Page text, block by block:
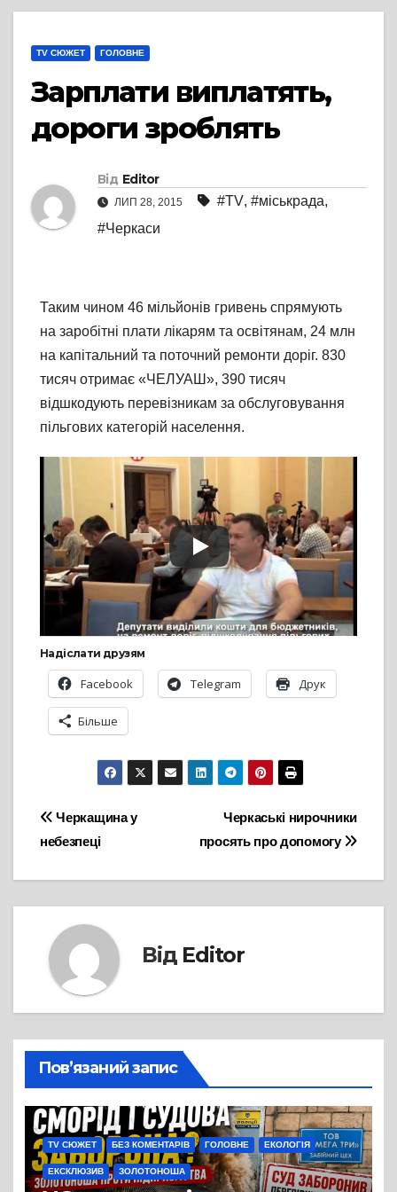
TV СЮЖЕТ ГОЛОВНЕ
Зарплати виплатять,
дороги зроблять
Від Editor
ЛИП 28, 2015 #TV, #міськрада,
#Черкаси
Таким чином 46 мільйонів гривень спрямують
на заробітні плати лікарям та освітянам, 24 млн
на капітальний та поточний ремонти доріг. 830
тисяч отримає «ЧЕЛУАШ», 390 тисяч
відшкодують перевізникам за обслуговування
пільгових категорій населення.
Надіслати друзям
Facebook Telegram Друк
Більше
Навігація
записів
Черкаські нирочники
просять про допомогу
Черкащина у
небезпеці
Від Editor
Пов’язаний запис
TV СЮЖЕТ БЕЗ КОМЕНТАРІВ ГОЛОВНЕ ЕКОЛОГІЯ
ЕКСКЛЮЗИВ ЗОЛОТОНОША